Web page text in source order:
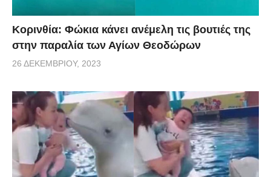
Κορινθία: Φώκια κάνει ανέμελη τις βουτιές της
στην παραλία των Αγίων Θεοδώρων
26 ΔΕΚΕΜΒΡΊΟΥ, 2023